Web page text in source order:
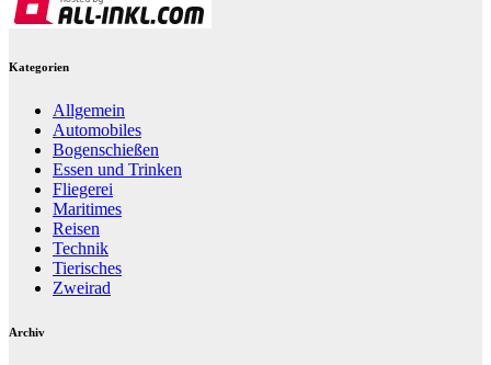
Kategorien
Allgemein
Automobiles
Bogenschießen
Essen und Trinken
Fliegerei
Maritimes
Reisen
Technik
Tierisches
Zweirad
Archiv